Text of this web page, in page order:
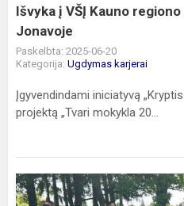
centrą
Jonavoje
Išvyka į VŠĮ Kauno
Jonavoje
Paskelbta: 2025-06-20
Kategorija: Ugdymas karjerai
Įgyvendindami iniciatyvą
projektą „Tvari mokykla 20...
„Judėkime
sveikai